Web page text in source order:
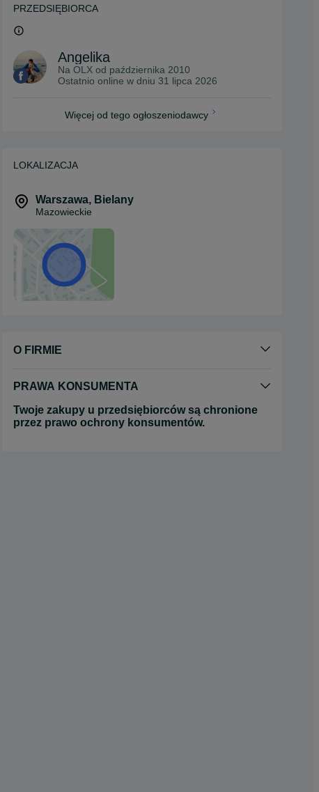
PRZEDSIĘBIORCA
Angelika
Na OLX od października 2010
Ostatnio online w dniu 31 lipca 2026
Więcej od tego ogłoszeniodawcy
LOKALIZACJA
Warszawa, Bielany
Mazowieckie
O FIRMIE
PRAWA KONSUMENTA
Twoje zakupy u przedsiębiorców są chronione
przez prawo ochrony konsumentów.